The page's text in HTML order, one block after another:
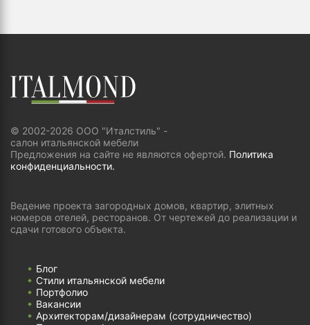
© 2002-2026 ООО "Италстиль" -
салон итальянской мебели
Предложения на сайте не являются офертой. Политика
конфиденциальности.
Ведение проекта загородных домов, квартир, элитных
номеров отелей, ресторанов. От чертежей до реализации и
сдачи готового объекта.
Блог
Стили итальянской мебели
Портфолио
Вакансии
Архитекторам/дизайнерам (cотрудничество)